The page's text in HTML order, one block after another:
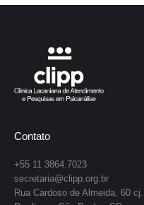
Contato
+55 11 3864.7023
secretaria@clipp.org.br
Rua Cardoso de Almeida, 60